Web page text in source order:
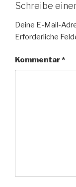
Schreibe
Deine E-Mail-
Erforderliche
Kommentar*